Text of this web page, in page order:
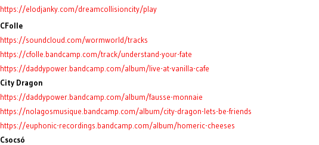
https://elodjanky.com/dreamcollisioncity/play
CFolle
https://soundcloud.com/wormworld/tracks
https://cfolle.bandcamp.com/track/understand-your-fate
https://daddypower.bandcamp.com/album/live-at-vanilla-cafe
City Dragon
https://daddypower.bandcamp.com/album/fausse-monnaie
https://nolagosmusique.bandcamp.com/album/city-dragon-lets-be-friends
https://euphonic-recordings.bandcamp.com/album/homeric-cheeses
Csocsó